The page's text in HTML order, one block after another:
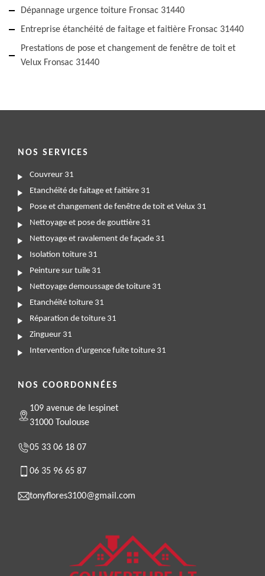
Dépannage urgence toiture Fronsac 31440
Entreprise étanchéité de faitage et faitière Fronsac 31440
Prestations de pose et changement de fenêtre de toit et
Velux Fronsac 31440
NOS SERVICES
Couvreur 31
Etanchéité de faitage et faitière 31
Pose et changement de fenêtre de toit et Velux 31
Nettoyage et pose de gouttière 31
Nettoyage et ravalement de façade 31
Isolation toiture 31
Peinture sur tuile 31
Nettoyage demoussage de toiture 31
Etanchéité toiture 31
Réparation de toiture 31
Zingueur 31
Intervention d'urgence fuite toiture 31
NOS COORDONNÉES
109 avenue de lespinet
31000 Toulouse
05 33 06 18 07
06 35 96 65 87
tonyflores3100@gmail.com